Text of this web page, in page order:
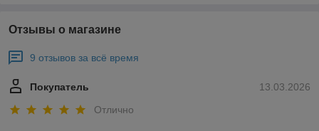
Отзывы о магазине
9 отзывов за всё время
13.03.2026
Покупатель
Отлично